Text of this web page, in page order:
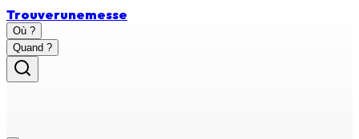
Trouverunemesse
Où ?
Quand ?